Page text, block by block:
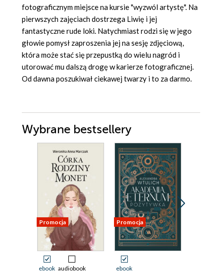
fotograficznym miejsce na kursie "wyzwól artystę". Na
pierwszych zajęciach dostrzega Liwię i jej
fantastyczne rude loki. Natychmiast rodzi się w jego
głowie pomysł zaproszenia jej na sesję zdjęciową,
która może stać się przepustką do wielu nagród i
utorować mu dalszą drogę w karierze fotograficznej.
Od dawna poszukiwał ciekawej twarzy i to za darmo.
Wybrane bestsellery
Promocja
ebook audiobook
Promocja
ebook